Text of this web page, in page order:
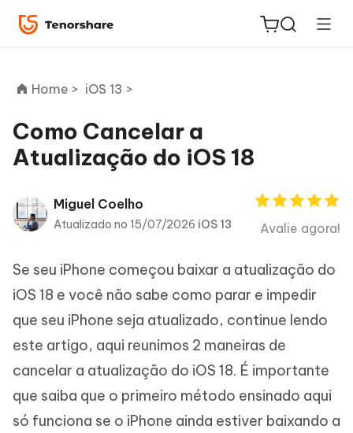
ReiBoot
PDNob
Editor
iAnyGo
Home > iOS 13 >
Como Cancelar a
Atualização do iOS 18
Miguel Coelho
Atualizado no 15/07/2026 iOS 13 Avalie agora!
Se seu iPhone começou baixar a atualização do
iOS 18 e você não sabe como parar e impedir
que seu iPhone seja atualizado, continue lendo
este artigo, aqui reunimos 2 maneiras de
cancelar a atualização do iOS 18. É importante
que saiba que o primeiro método ensinado aqui
só funciona se o iPhone ainda estiver baixando a